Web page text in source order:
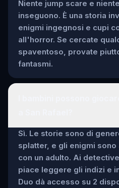
Niente jump scare e
inseguono. È una storia
enigmi ingegnosi e cupi
all'horror. Se cercate
spaventoso, provate
fantasmi.
Sì. Le storie sono di
splatter, e gli enigmi sono
con un adulto. Ai
piace leggere gli indizi e
Duo dà accesso su 2